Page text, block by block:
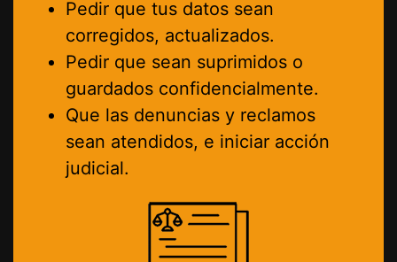
Pedir que tus datos sean
corregidos, actualizados.
Pedir que sean suprimidos o
guardados confidencialmente.
Que las denuncias y reclamos
sean atendidos, e iniciar acción
judicial.